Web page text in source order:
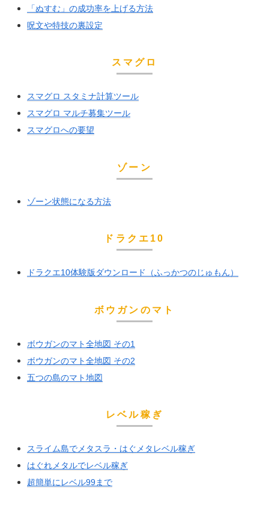
「ぬすむ」の成功率を上げる方法
呪文や特技の裏設定
スマグロ
スマグロ スタミナ計算ツール
スマグロ マルチ募集ツール
スマグロへの要望
ゾーン
ゾーン状態になる方法
ドラクエ10
ドラクエ10体験版ダウンロード（ふっかつのじゅもん）
ボウガンのマト
ボウガンのマト全地図 その1
ボウガンのマト全地図 その2
五つの島のマト地図
レベル稼ぎ
スライム島でメタスラ・はぐメタレベル稼ぎ
はぐれメタルでレベル稼ぎ
超簡単にレベル99まで